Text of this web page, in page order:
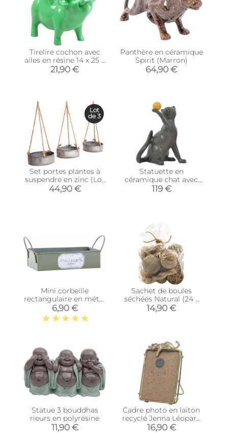
Tirelire cochon avec
ailes en résine 14 x 25 x
15 cm (Vert citron)
21,90 €
Panthère en céramique
Spirit (Marron)
64,90 €
Set portes plantes à
suspendre en zinc (Lot
de 3)
44,90 €
Lot
de 3
Statuette en
céramique chat avec
balle Shadow (Gris)
119 €
Mini corbeille
rectangulaire en métal
Plaisir
6,90 €
Sachet de boules
séchées Natural (24 x
22 cm)
14,90 €
Statue 3 bouddhas
rieurs en polyrésine
11,90 €
Cadre photo en laiton
recyclé Jenna Léopard
(11.5 x 7.5 cm)
16,90 €